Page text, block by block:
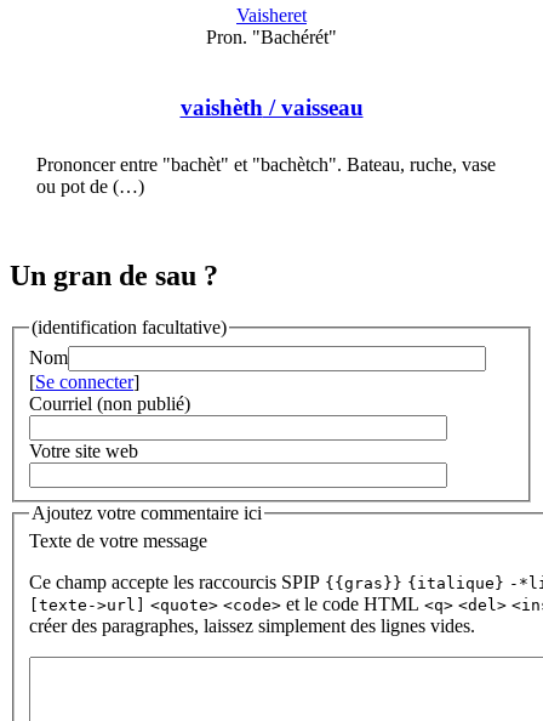
Vaisheret
Pron. "Bachérét"
vaishèth / vaisseau
Prononcer entre "bachèt" et "bachètch". Bateau, ruche, vase
ou pot de (…)
Un gran de sau ?
(identification facultative)
Nom
[Se connecter]
Courriel (non publié)
Votre site web
Ajoutez votre commentaire ici
Texte de votre message
Ce champ accepte les raccourcis SPIP {{gras}} {italique} -
[texte->url]
<quote> <code> et le code HTML <q> <del>
créer des paragraphes, laissez simplement des lignes vides.